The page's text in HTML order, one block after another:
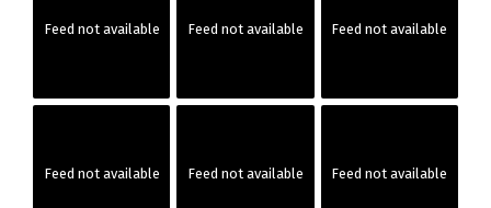
Feed not available Feed not available Feed not available
Feed not available Feed not available Feed not available